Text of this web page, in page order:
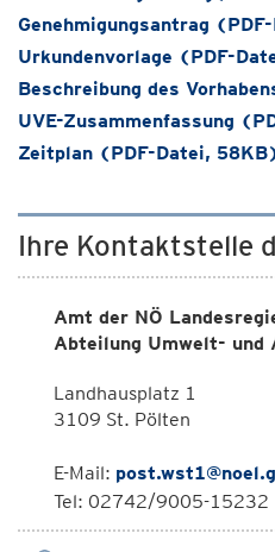
Genehmigungsantrag
Urkundenvorlage (PDF-
Beschreibung des
UVE-Zusammenfassung
Zeitplan (PDF-Datei,
Ihre Kontaktstelle
Amt der NÖ
Abteilung Umwelt- und
Landhausplatz 1
3109 St. Pölten
E-Mail:
Tel: 02742/9005-15232